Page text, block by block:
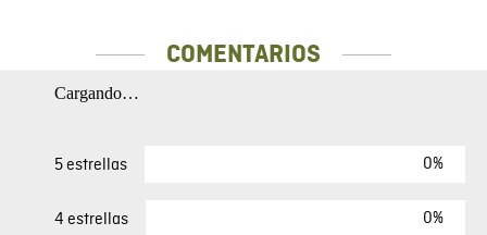
COMENTARIOS
Cargando…
5 estrellas 0%
4 estrellas 0%